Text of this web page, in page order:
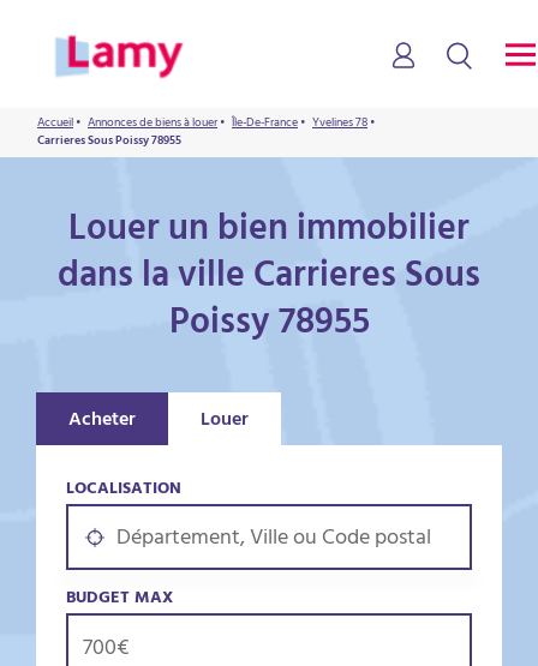
Accueil• Annonces de biens à louer• Île-De-France• Yvelines 78•
Carrieres Sous Poissy 78955
Louer un bien immobilier
dans la ville Carrieres Sous
Poissy 78955
Acheter Louer
LOCALISATION
BUDGET MAX